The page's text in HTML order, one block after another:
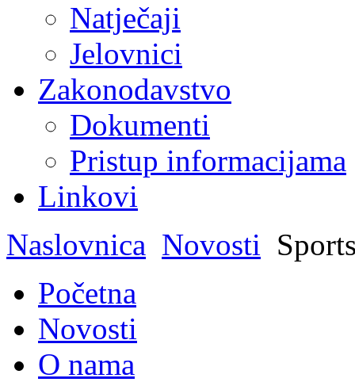
Natječaji
Jelovnici
Zakonodavstvo
Dokumenti
Pristup informacijama
Linkovi
Naslovnica Novosti
Početna
Novosti
O nama